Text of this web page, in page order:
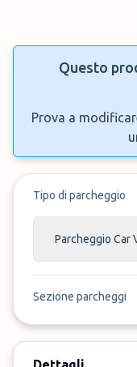
Questo
Prova a
Tipo di parcheggio
Parcheggio Car
Sezione parcheggi